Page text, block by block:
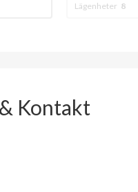
Lägenheter 11
Kontakt